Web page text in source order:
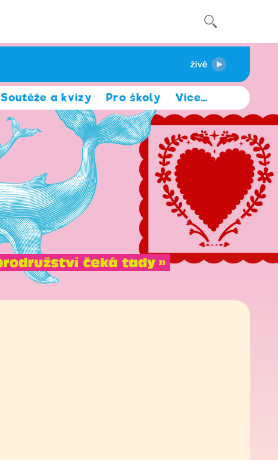
Soutěže a kvízy Pro školy Více…